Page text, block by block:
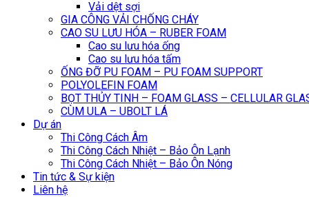
Vải dệt sợi
GIA CÔNG VẢI CHỐNG CHÁY
CAO SU LƯU HÓA – RUBER FOAM
Cao su lưu hóa ống
Cao su lưu hóa tấm
ỐNG ĐỠ PU FOAM – PU FOAM SUPPORT
POLYOLEFIN FOAM
BỌT THỦY TINH – FOAM GLASS – CELLULAR
CÙM ULA – UBOLT LÁ
Dự án
Thi Công Cách Âm
Thi Công Cách Nhiệt – Bảo Ôn Lạnh
Thi Công Cách Nhiệt – Bảo Ôn Nóng
Tin tức & Sự kiện
Liên hệ